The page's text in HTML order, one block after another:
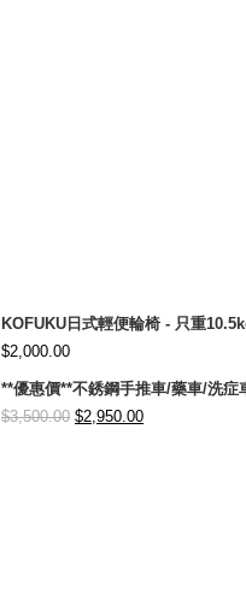
KOFUKU日式輕便輪椅 - 只重
$2,000.00
**優惠價**不銹鋼手推車/藥車/洗症
$3,500.00 Original
$2,950.00Current